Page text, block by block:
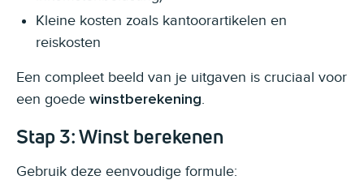
Kleine kosten zoals kantoorartikelen en
reiskosten
Een compleet beeld van je uitgaven is cruciaal voor
een goede winstberekening
Stap 3: Winst berekenen
Gebruik deze eenvoudige formule: